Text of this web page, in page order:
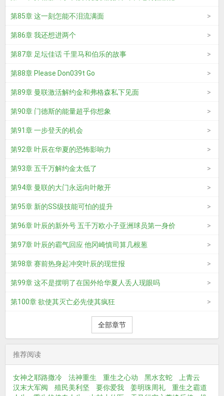
第85章 这一刻怎能不泪流满面
第86章 我还想进两个
第87章 足坛佳话 千里马和伯乐的故事
第88章 Please Don039t Go
第89章 曼联激活解约金和弗格森私下见面
第90章 门德斯的能量超乎你想象
第91章 一步登天的机会
第92章 叶辰在华夏的恐怖影响力
第93章 五千万解约金太低了
第94章 曼联的大门永远向叶敞开
第95章 新的SS级技能可怕的提升
第96章 叶辰的新外号 五千万欧小子亚洲球员第一身价
第97章 叶辰的霸气回应 他冈崎慎司算几根葱
第98章 赛前热身起冲突叶辰的现世报
第99章 这不是摆明了在国外给华夏人丢人现眼吗
第100章 欲使其灭亡必先使其疯狂
全部章节
推荐阅读
女神之耶路撒冷 法神重生 重生之心动 黑水玄蛇
上青云
汉末大军阀
殖民美利坚 要你爱我 姜明珠周礼
重生之霸道